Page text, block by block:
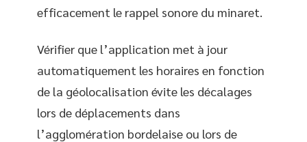
efficacement le rappel sonore du minaret.
Vérifier que l’application met à jour
automatiquement les horaires en fonction
de la géolocalisation évite les décalages
lors de déplacements dans
l’agglomération bordelaise ou lors de